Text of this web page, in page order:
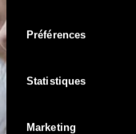
Préférences
Statistiques
Marketing